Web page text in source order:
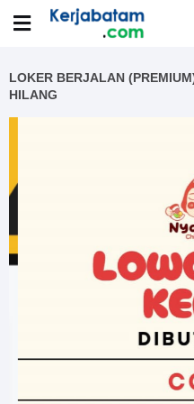
LOKER BERJALAN
HILANG